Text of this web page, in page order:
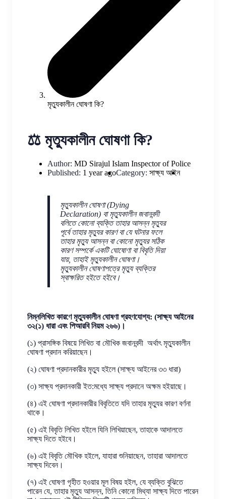
মৃত্যুকালীন ঘোষণা কি?
⚖️ মৃত্যুকালীন ঘোষণা কি?
Author: MD Sirajul Islam Inspector of Police
Published: 1 year agoCategory: সাক্ষ্য আইন
মৃত্যুকালীন ঘোষণা (Dying
Declaration) বা মৃত্যুকালীন জবানবন্দী
বলিতে কোনো ব্যক্তি তাহার আসন্ন মৃত্যুর
পূর্বে তাহার মৃত্যুর কারণ বা যে ঘটনার ফলে
তাহার মৃত্যু আসন্ন বা কোনো মৃত্যুর সঠিক
কারণ সম্পর্কে একটি ঘোষোণা বা বিবৃতি দিয়া
যায়, তাহাই মৃত্যুকালীন ঘোষণা।
মৃত্যুকালীন ঘোষণাপত্রে মৃত্যু ব্যক্তির
স্বাক্ষরিত হইতে হইবে।
নিম্নলিখিত কারণে মৃত্যুকালীন ঘোষণা গ্রহণযোগ্য: (সাক্ষ্য আইনের
৩২(১) ধারা এবং পিআরবি নিয়ম ২৬৬)।
(১) প্রাসঙ্গিক বিষয়ে লিখিত বা মৌখিক জবানবন্দী অর্থাৎ মৃত্যুকালীন
ঘোষণা প্রদান করিয়াছেন।
(২) ঘোষণা প্রদানকারীর মৃত্যু হইলে (সাক্ষ্য আইনের ৩৩ ধারা)
(৩) সাক্ষ্য প্রদানকারী ইত:মধ্যে সাক্ষ্য প্রদানে অক্ষম হইয়াছে।
(৪) এই ঘোষণা প্রদানকারীর বিবৃতিতে যদি তাহার মৃত্যুর কারণ বর্ণনা
থাকে।
(৫) এই বিবৃতি লিখিত হইলে যিনি লিখিয়াছেন, তাহাকে আদালতে
সাক্ষ্য দিতে হইবে।
(৬) এই বিবৃতি মৌখিক হইলে, যাহারা শুনিয়াছেন, তাহারা আদালতে
সাক্ষ্য দিবেন।
(৭) এই ঘোষণা গৃহীত হওয়ার মূল বিষয় হইল, যে ব্যক্তি বুঝিতে
পারেন যে, তাহার মৃত্যু আসন্ন, তিনি কোনো মিথ্যা সাক্ষ্য দিতে পারেন